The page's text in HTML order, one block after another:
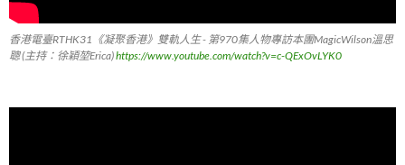
香港電臺RTHK31《凝聚香港》雙軌人生 - 第970集人物專訪本團MagicWilson溫思
聰 (主持：徐穎堃Erica)https://www.youtube.com/watch?v=c-QExOvLYK0